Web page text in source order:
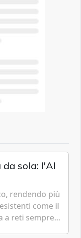
sola: l'AI
rendendo più
come il
a reti sempre